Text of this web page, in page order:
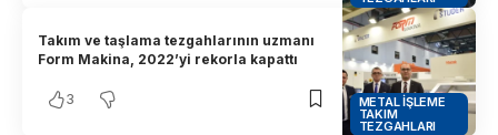
METAL İŞLEME
TAKIM
TEZGAHLARI
Takım ve taşlama tezgahlarının uzmanı
Form Makina, 2022’yi rekorla kapattı
3